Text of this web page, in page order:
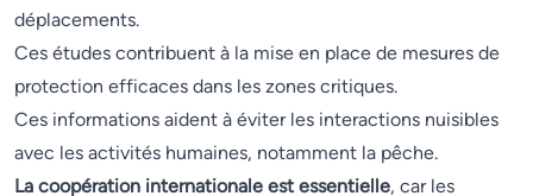
déplacements.
Ces études contribuent à la mise en place de mesures de
protection efficaces dans les zones critiques.
Ces informations aident à éviter les interactions nuisibles
avec les activités humaines, notamment la pêche.
La coopération internationale est essentielle, car les